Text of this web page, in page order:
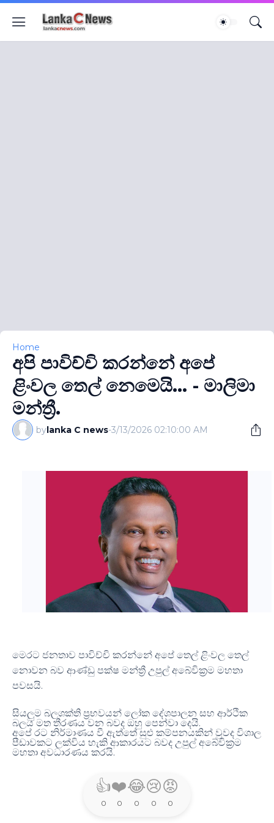
Home
අපි පාවිච්චි කරන්නේ අපේ
ළිංවල තෙල් නෙමෙයි... - මාලිමා
මන්ත්‍රී.
bylanka C news-3/13/2026 02:10:00 AM
මෙරට ජනතාව පාවිච්චි කරන්නේ අපේ තෙල් ළිංවල තෙල්
නොවන බව ආණ්ඩු පක්ෂ මන්ත්‍රී උපුල් අබේවික්‍රම මහතා
පවසයි.
සියලුම බලශක්ති ප්‍රභවයන් ලෝක දේශපාලන සහ ආර්ථික
බලය මත තීරණය වන බවද ඔහු පෙන්වා දෙයි.
අපේ රට නිර්මාණය වී ඇත්තේ සුළු කම්පනයකින් වුවද විශාල
පීඩාවකට ලක්විය හැකි ආකාරයට බවද උපුල් අබේවික්‍රම
මහතා අවධාරණය කරයි.
👍
0
❤️
0
😂
0
😢
0
😡
0